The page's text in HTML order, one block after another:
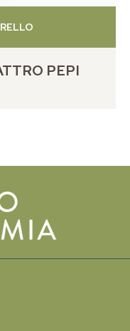
PEPI